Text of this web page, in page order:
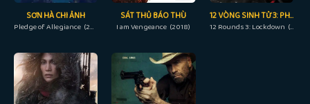
SƠN HÀ CHI ẢNH
Pledge of Allegiance (2023)
SÁT THỦ BÁO THÙ
I am Vengeance (2018)
12 VÒNG SINH TỬ 3: PHONG TỎA
12 Rounds 3: Lockdown (2015)